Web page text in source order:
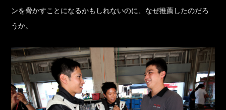
ンを脅かすことになるかもしれないのに、なぜ推薦したのだろ
うか。